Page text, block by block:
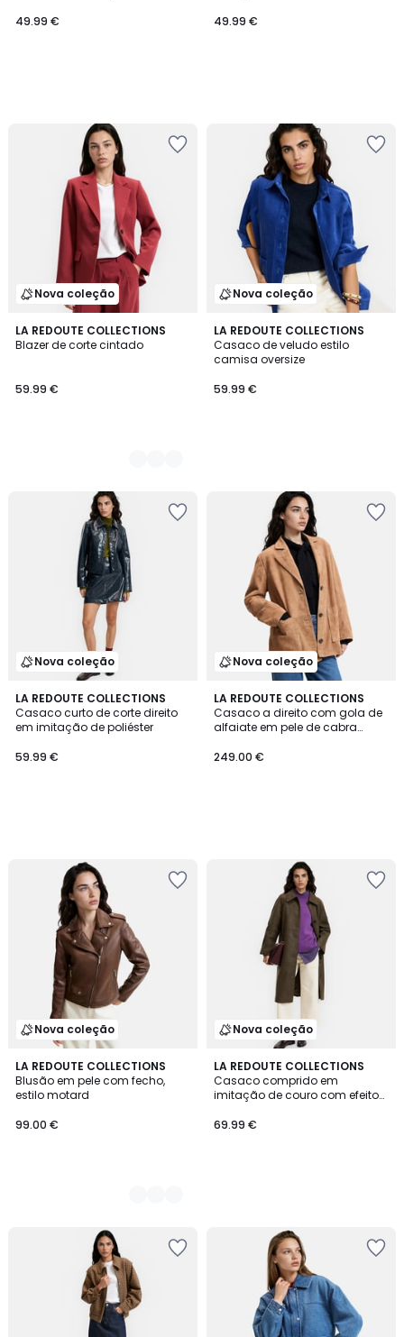
49.99 €
49.99 €
Nova coleção
LA REDOUTE COLLECTIONS
Blazer de corte cintado
59.99 €
2
Cores
Nova coleção
LA REDOUTE COLLECTIONS
Casaco de veludo estilo
camisa oversize
59.99 €
Nova coleção
LA REDOUTE COLLECTIONS
Casaco curto de corte direito
em imitação de poliéster
59.99 €
Nova coleção
LA REDOUTE COLLECTIONS
Casaco a direito com gola de
alfaiate em pele de cabra
249.00 €
Nova coleção
LA REDOUTE COLLECTIONS
Blusão em pele com fecho,
estilo motard
99.00 €
2
Cores
Nova coleção
LA REDOUTE COLLECTIONS
Casaco comprido em
imitação de couro com efeito
69.99 €